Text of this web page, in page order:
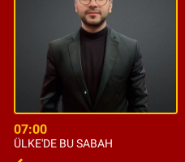
07:00
ÜLKE'DE BU SABAH